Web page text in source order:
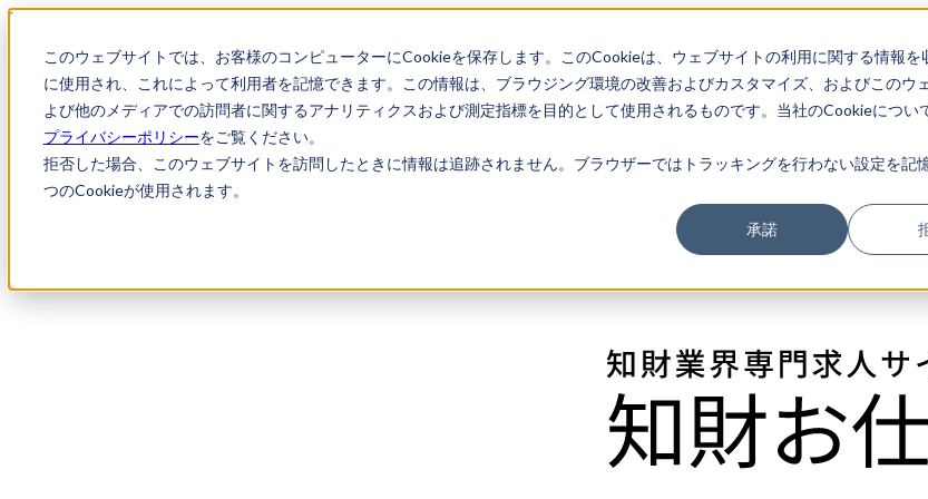
このウェブサイトでは、お客様のコンピューターにCookieを保存します。このCookieは、ウェブサイトの利用に関する情報を
に使用され、これによって利用者を記憶できます。この情報は、ブラウジング環境の改善およびカスタマイズ、およびこのウ
よび他のメディアでの訪問者に関するアナリティクスおよび測定指標を目的として使用されるものです。当社のCookieについ
プライバシーポリシーをご覧ください。
拒否した場合、このウェブサイトを訪問したときに情報は追跡されません。ブラウザーではトラッキングを行わない設定を記
つのCookieが使用されます。
承諾
求人検索 国内特許事務 実務経験者 就業7時間勤務
国内特許事務 実務経験者 就業7時間勤務｜知財転職・知財お仕事ナビ